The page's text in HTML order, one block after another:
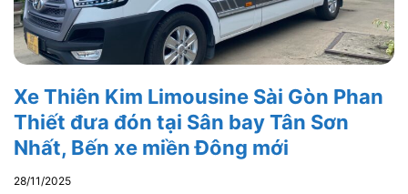
Xe Thiên Kim Limousine Sài Gòn Phan
Thiết đưa đón tại Sân bay Tân Sơn
Nhất, Bến xe miền Đông mới
28/11/2025